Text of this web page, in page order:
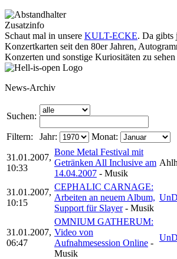
Zusatzinfo
Schaut mal in unsere KULT-ECKE. Da gibts
Konzertkarten seit den 80er Jahren,
Konzerten und sonstige Kuriositäten zu sehen
News-Archiv
Suchen:
Filtern: Jahr: Monat:
31.01.2007,
10:33
Bone Metal Festival mit
Getränken All Inclusive am
14.04.2007 - Musik
31.01.2007,
10:15
CEPHALIC CARNAGE:
Arbeiten an neuem Album,
Support für Slayer- Musik
31.01.2007,
06:47
OMNIUM GATHERUM:
Video von
Aufnahmesession Online -
Musik